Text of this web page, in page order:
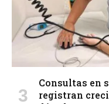
Consultas en
registran